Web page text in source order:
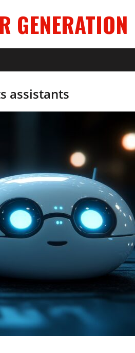
GENERATION
assistants